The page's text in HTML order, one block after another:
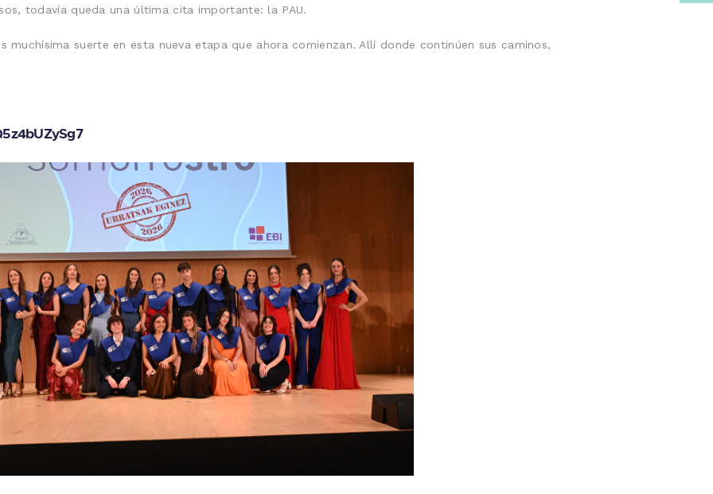
todavía queda una última cita importante: la PAU.
muchísima suerte en esta nueva etapa que ahora comienzan. Allí donde continúen sus caminos,